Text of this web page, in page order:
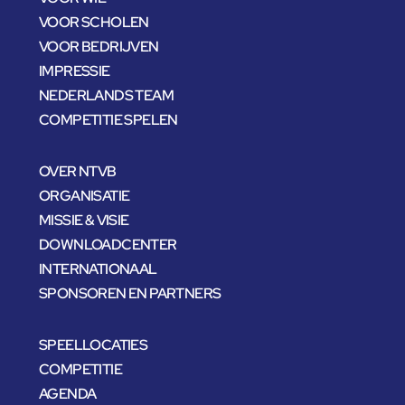
VOOR SCHOLEN
VOOR BEDRIJVEN
IMPRESSIE
NEDERLANDS TEAM
COMPETITIE SPELEN
OVER NTVB
ORGANISATIE
MISSIE & VISIE
DOWNLOADCENTER
INTERNATIONAAL
SPONSOREN EN PARTNERS
SPEELLOCATIES
COMPETITIE
AGENDA